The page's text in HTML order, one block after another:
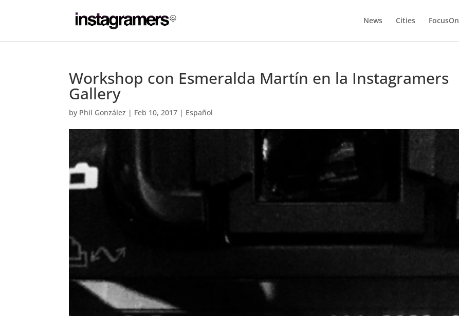
News Cities FocusOn
Workshop con Esmeralda Martín en la Instagramers
Gallery
by Phil González | Feb 10, 2017 | Español